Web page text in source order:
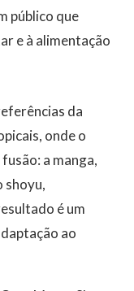
público que
e à alimentação
da
onde o
a manga,
shoyu,
é um
ao